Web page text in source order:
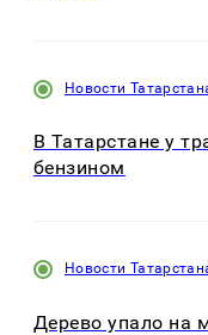
Новости
В Татарстане у
бензином
Новости
Дерево упало на